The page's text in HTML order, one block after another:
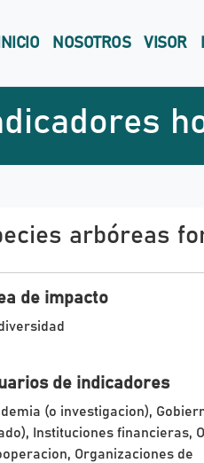
INICIO NOSOTROS VISOR
arbóreas
de impacto
de indicadores
(o investigacion),
Instituciones financieras,
Organizaciones de